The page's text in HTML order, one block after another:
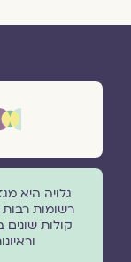
גלויה היא
רשומות רבות
קולות שונים